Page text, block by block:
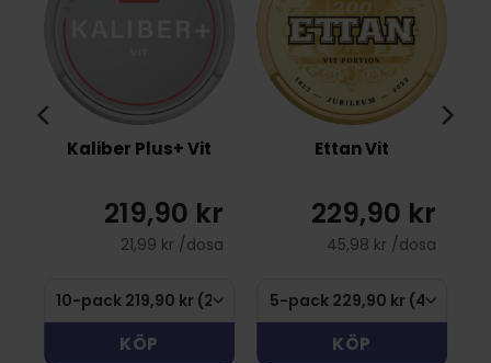
Kaliber Plus+ Vit
219,90 kr
21,99 kr /dosa
KÖP
Ettan Vit
229,90 kr
45,98 kr /dosa
KÖP